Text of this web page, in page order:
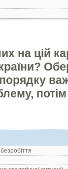
на цій
потім